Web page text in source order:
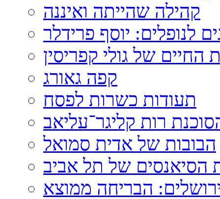
קהילה שהייתה ואיננה
לנופלים: יוסף פרידלר
החיים של גולי קפריסין
קפה גאורג
תעודות כשרות לפסח
רות קליגר־עליאב
הבובות של אדית סמואל
של תל אביב
הבריחה ממוצא